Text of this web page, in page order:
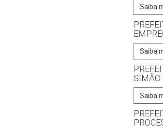
Saiba
Saiba
SIMÃO
Saiba